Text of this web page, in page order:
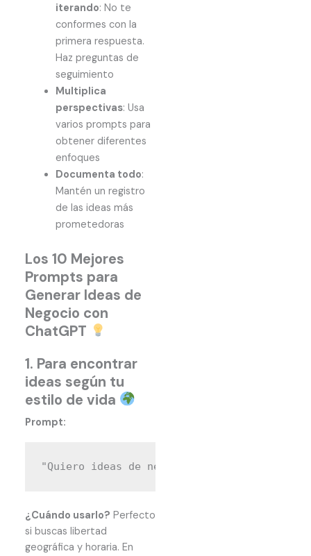
iterando: No te
conformes con la
primera respuesta.
Haz preguntas de
seguimiento
Multiplica
perspectivas: Usa
varios prompts para
obtener diferentes
enfoques
Documenta todo:
Mantén un registro
de las ideas más
prometedoras
Los 10 Mejores
Prompts para
Generar Ideas de
Negocio con
ChatGPT
1. Para encontrar
ideas según tu
estilo de vida
Prompt:
¿Cuándo usarlo? Perfecto
si buscas libertad
geográfica y horaria. En